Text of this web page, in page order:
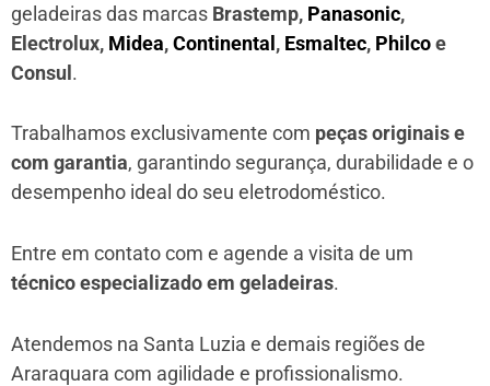
geladeiras das marcas Brastemp, Panasonic,
Electrolux, Midea,Continental, Esmaltec, Philcoe
Consul.
Trabalhamos exclusivamente com peças originais e
com garantia, garantindo segurança, durabilidade e o
desempenho ideal do seu eletrodoméstico.
Entre em contato com e agende a visita de um
técnico especializado em geladeiras.
Atendemos na Santa Luzia e demais regiões de
Araraquara com agilidade e profissionalismo.